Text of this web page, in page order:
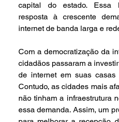
capital do estado. Essa
resposta à crescente
internet de banda larga e
Com a democratização da
cidadãos passaram a
de internet em suas casas
Contudo, as cidades mais
não tinham a infraestrutura
essa demanda. Assim, um